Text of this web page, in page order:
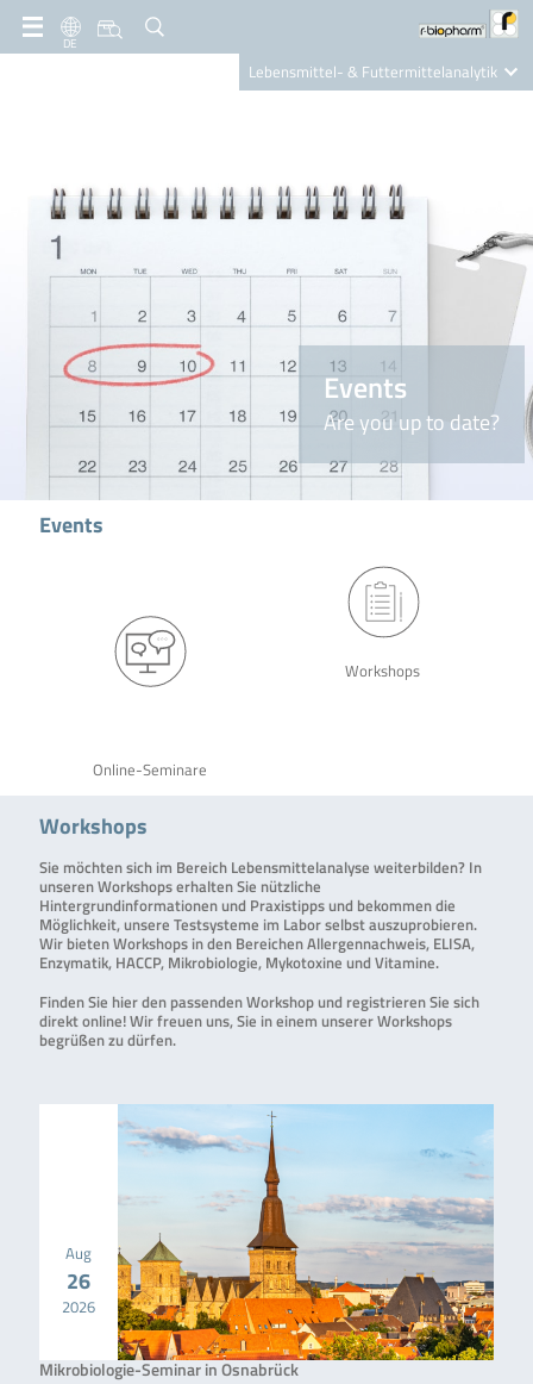
DE
Lebensmittel- & Futtermittelanalytik
Nutrition Care
Events
Are you up to date?
Events
Online-Seminare
Workshops
Workshops
Sie möchten sich im Bereich Lebensmittelanalyse weiterbilden? In
unseren Workshops erhalten Sie nützliche
Hintergrundinformationen und Praxistipps und bekommen die
Möglichkeit, unsere Testsysteme im Labor selbst auszuprobieren.
Wir bieten Workshops in den Bereichen Allergennachweis, ELISA,
Enzymatik, HACCP, Mikrobiologie, Mykotoxine und Vitamine.
Finden Sie hier den passenden Workshop und registrieren Sie sich
direkt online! Wir freuen uns, Sie in einem unserer Workshops
begrüßen zu dürfen.
Aug
26
2026
Mikrobiologie-Seminar in Osnabrück